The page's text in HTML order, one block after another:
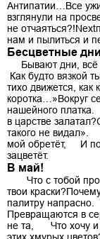
Антипатии…Все
взглянули на
не
нам и пылиться и
Бесцветные дни
Бывают дни, всё
Как будто
тихо движется,
коротка…»Вокруг
нашейного
в царстве
такого не видал».
мой обретёт, И
зацветёт.
В май!
Что с тобой
твои
палитру
Превращаются в
не та, Что хочу и